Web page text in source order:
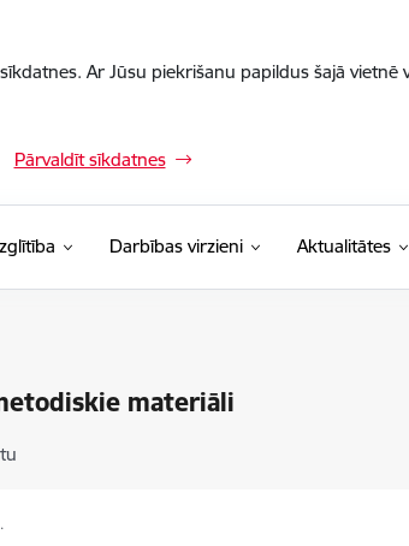
Ar Jūsu piekrišanu papildus šajā
Pārvaldīt sīkdatnes
Darbības virzieni Aktualitātes
materiāli